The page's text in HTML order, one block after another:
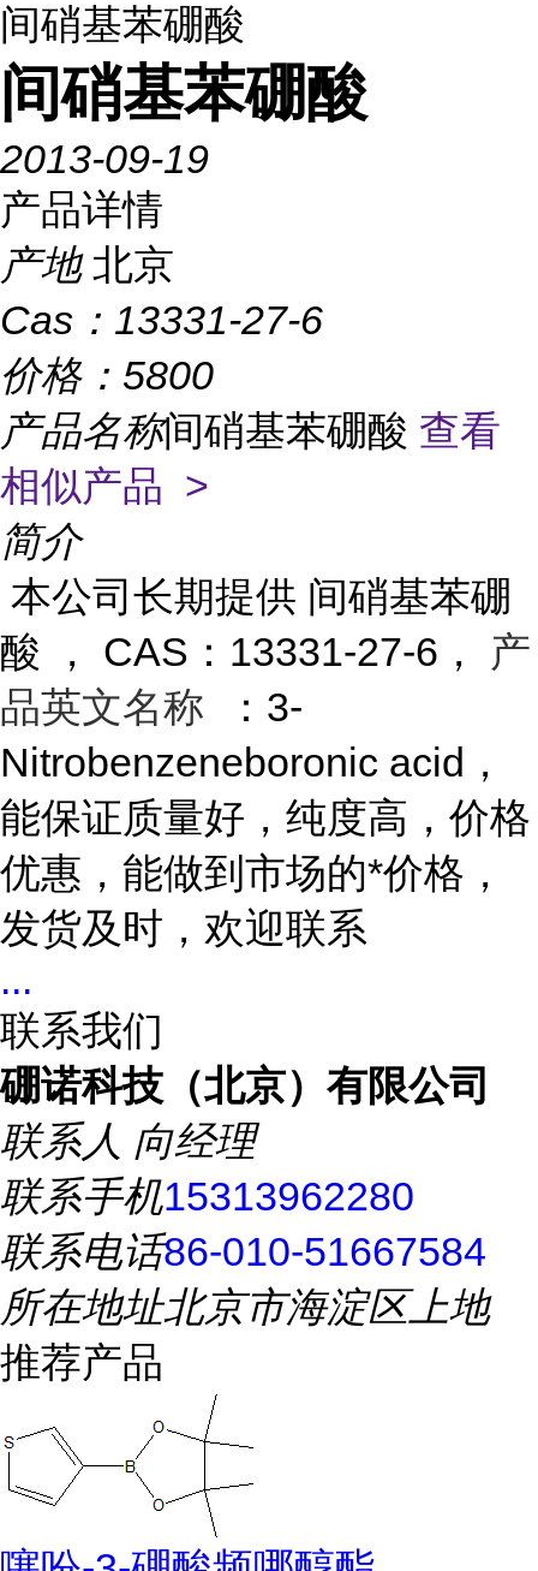
间硝基苯硼酸
间硝基苯硼酸
2013-09-19
产品详情
产地 北京
Cas： 13331-27-6
价格： 5800
产品名称间硝基苯硼酸 查看
相似产品 >
简介
本公司长期提供 间硝基苯硼
酸 ， CAS：13331-27-6， 产
品英文名称
：3-
Nitrobenzeneboronic acid，
能保证质量好，纯度高，价格
优惠，能做到市场的*价格，
发货及时，欢迎联系
...
联系我们
硼诺科技（北京）有限公司
联系人 向经理
联系手机15313962280
联系电话86-010-51667584
所在地址北京市海淀区上地
推荐产品